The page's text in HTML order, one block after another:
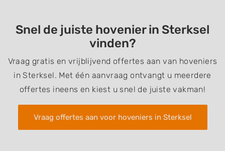
Snel de juiste hovenier in Sterksel
vinden?
Vraag gratis en vrijblijvend offertes aan van hoveniers
in Sterksel. Met één aanvraag ontvangt u meerdere
offertes ineens en kiest u snel de juiste vakman!
Vraag offertes aan voor hoveniers in Sterksel